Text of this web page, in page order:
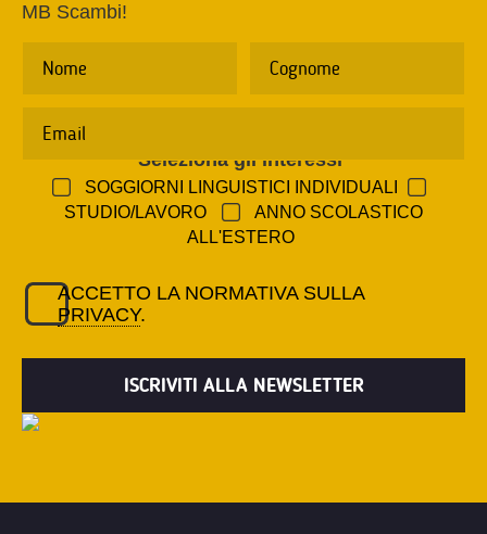
MB Scambi!
Seleziona gli interessi
SOGGIORNI LINGUISTICI INDIVIDUALI
STUDIO/LAVORO
ANNO SCOLASTICO
ALL'ESTERO
ACCETTO LA NORMATIVA SULLA
PRIVACY.